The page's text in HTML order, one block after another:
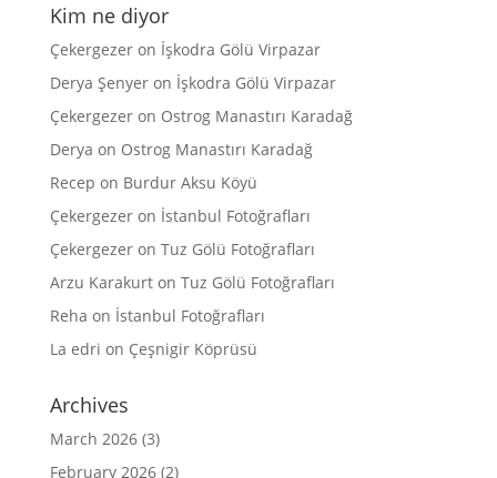
Kim ne diyor
Çekergezeron İşkodra Gölü Virpazar
Derya Şenyeron İşkodra Gölü Virpazar
Çekergezeron Ostrog Manastırı Karadağ
Derya on Ostrog Manastırı Karadağ
Recep on Burdur Aksu Köyü
Çekergezeron İstanbul Fotoğrafları
Çekergezeron Tuz Gölü Fotoğrafları
Arzu Karakurton Tuz Gölü Fotoğrafları
Reha on İstanbul Fotoğrafları
La edri on Çeşnigir Köprüsü
Archives
March 2026(3)
February 2026(2)